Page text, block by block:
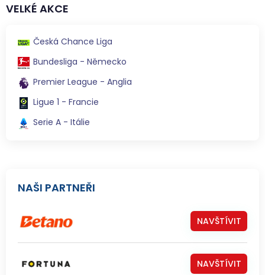
VELKÉ AKCE
Česká Chance Liga
Bundesliga - Německo
Premier League - Anglia
Ligue 1 - Francie
Serie A - Itálie
NAŠI PARTNEŘI
NAVŠTÍVIT
NAVŠTÍVIT